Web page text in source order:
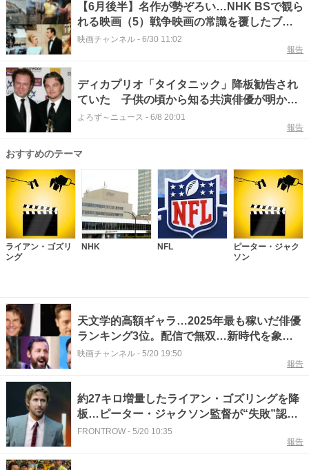
【6月後半】名作が勢ぞろい…NHK BSで観ら
れる映画（5）戦争映画の常識を覆したブラ
ックコメディ作品は？
映画チャンネル - 6/30 11:02
報告
ディカプリオ「タイタニック」降板勧告され
ていた 子供の頃から知る共演俳優が明かし
た説得と理由
よろず～ニュース - 6/8 20:01
報告
おすすめのテーマ
ライアン・ゴズリ
ング
NHK NFL
ピーター・ジャク
ソン
天文学的高額ギャラ…2025年最も稼いだ俳優
ランキング3位。配信で無双…新時代を象徴
するハリウッドスター
映画チャンネル - 5/20 19:50
報告
約27キロ増量したライアン・ゴズリングを降
板…ピーター・ジャクソン監督が“失敗”認め
る
FRONTROW - 5/20 10:35
報告